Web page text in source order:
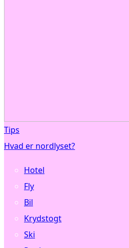
Tips
Hvad er nordlyset?
Hotel
Fly
Bil
Krydstogt
Ski